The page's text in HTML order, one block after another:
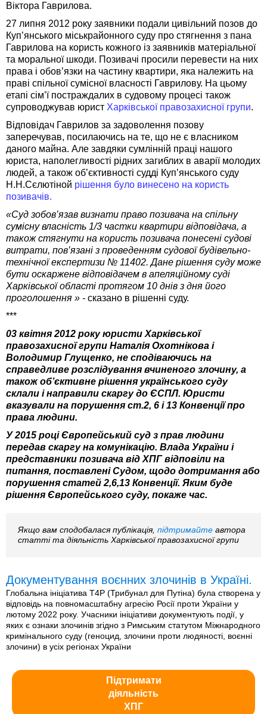
Віктора Гаврилова.
27 липня 2012 року заявники подали цивільний позов до
Куп’янського міськрайонного суду про стягнення з пана
Гаврилова на користь кожного із заявників матеріальної
та моральної шкоди. Позивачі просили перевести на них
права і обов’язки на частину квартири, яка належить на
праві спільної сумісної власності Гаврилову. На цьому
етапі сім’ї постраждалих в судовому процесі також
супроводжував юрист Харківської правозахисної групи.
Відповідач Гаврилов за задоволення позову
заперечував, посилаючись на те, що не є власником
даного майна. Але завдяки сумлінній праці нашого
юриста, наполегливості рідних загиблих в аварії молодих
людей, а також об’єктивності судді Куп’янського суду
Н.Н.Сєлютіной рішення було винесено на користь
позивачів.
«Суд зобов’язав визнати право позивача на спільну
сумісну власність 1/3 частки квартири відповідача, а
також стягнути на користь позивача понесені судові
витрати, пов’язані з проведенням судової будівельно-
технічної експертизи № 11402. Дане рішення суду може
бути оскаржене відповідачем в апеляційному суді
Харківської області протягом 10 днів з дня його
проголошення » - сказано в рішенні суду.
***
03 квітня 2012 року юристи Харківської
правозахисної групи Наталія Охотнікова і
Володимир Глущенко, не сподіваючись на
справедливе розслідування вчиненого злочину, а
також об’єктивне рішення українського суду
склали і направили скаргу до ЄСПЛ. Юристи
вказували на порушення ст.2, 6 і 13 Конвенції про
права людини.
У 2015 році Європейський суд з прав людини
передав скаргу на комунікацію. Влада України і
представники позивача від ХПГ відповіли на
питання, поставлені Судом, щодо дотримання або
порушення статей 2,6,13 Конвенції. Яким буде
рішення Європейського суду, покаже час.
Якщо вам сподобалася публікація, підтримайте автора
статті та діяльність Харківської правозахисної групи
Документування воєнних злочинів в Україні.
Глобальна ініціатива T4P (Трибунал для Путіна) була створена у
відповідь на повномасштабну агресію Росії проти України у
лютому 2022 року. Учасники ініціативи документують події, у
яких є ознаки злочинів згідно з Римським статутом Міжнародного
кримінального суду (геноцид, злочини проти людяності, воєнні
злочини) в усіх регіонах України
Підтримати
діяльність
ХПГ